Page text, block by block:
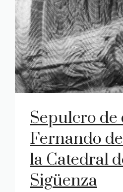
Sepulcro de
Fernando
la Catedral
Sigüenza